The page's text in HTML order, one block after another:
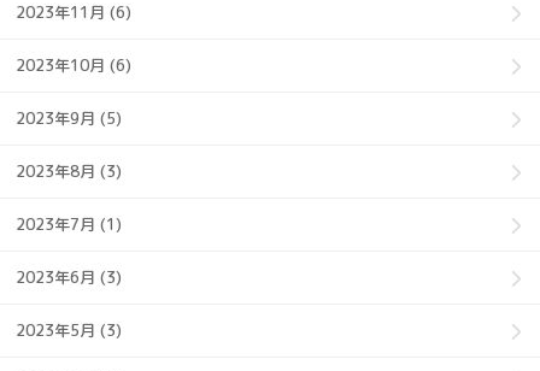
2023年11月 (6)
2023年10月 (6)
2023年9月 (5)
2023年8月 (3)
2023年7月 (1)
2023年6月 (3)
2023年5月 (3)